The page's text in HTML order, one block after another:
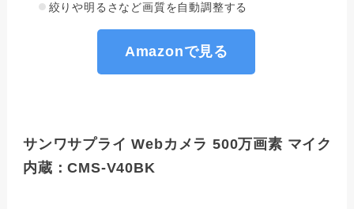
絞りや明るさなど画質を自動調整する
Amazonで見る
サンワサプライ Webカメラ 500万画素 マイク
内蔵：CMS-V40BK